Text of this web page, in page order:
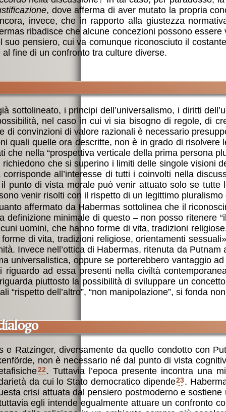
, dove afferma di aver mutato la propria
invece, che in rapporto alla giustezza
ribadisce che alcune concezioni possono
suo pensiero, cui va comunque riconosciuto il
fine di un confronto tra culture diverse.
sottolineato, i principi dell’universalismo, i diritti
nel caso in cui vi sia bisogno di regole, di
di convinzioni di valore razionali è necessario
quali quelle ora descritte, non è in grado di
che nella “prospettiva verticale della prima persona
che si superino i limiti delle singole visioni
all’interesse di tutti i coinvolti nella
punto di vista morale può venir attuato solo se
venir risolti con il rispetto di un legittimo
affermato da Habermas sottolinea che il
definizione minimale di questo – non posso ritenere
uomini, che hanno forme di vita, tradizioni
di vita, tradizioni religiose, orientamenti sessuali»
Invece nell’ottica di Habermas, ritenuta da
universalistica, oppure se porterebbero vantaggio
riguardo ad essa presenti nella civiltà
piuttosto la possibilità di sviluppare un
“rispetto dell’altro”, “non manipolazione”, si fonda
e Ratzinger, diversamente da quello condotto con
non è necessario né dal punto di vista
22. Tuttavia l’epoca presente incontra una
da cui lo Stato democratico dipende23.
crisi attuata dal pensiero postmoderno e
egli intende egualmente attuare un confronto